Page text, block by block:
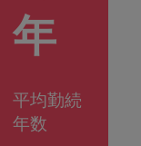
年
平均勤続
年数